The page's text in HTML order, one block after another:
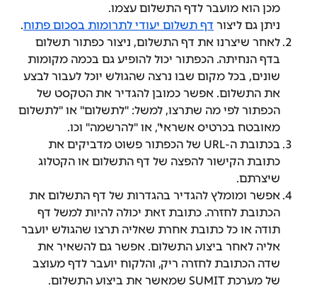
מכן הוא מועבר לדף התשלום עצמו.
ניתן גם ליצור דף תשלום יעודי לתרומות בסכום פתוח.
לאחר שיצרנו את דף התשלום, ניצור כפתור תשלום
בדף הנחיתה. הכפתור יכול להופיע גם בכמה מקומות
שונים, בכל מקום שבו נרצה שהגולש יוכל לעבור לבצע
את התשלום. אפשר כמובן להגדיר את הטקסט של
הכפתור לפי מה שתרצו, למשל: "לתשלום" או "לתשלום
מאובטח בכרטיס אשראי", או "להרשמה" וכו.
בכתובת ה-URL של הכפתור פשוט מדביקים את
כתובת הקישור להפצה של דף התשלום או הקטלוג
שיצרתם.
אפשר ומומלץ להגדיר בהגדרות של דף התשלום את
הכתובת לחזרה. כתובת זאת יכולה להיות למשל דף
תודה או כל כתובת אחרת שאליה תרצו שהגולש יועבר
אליה לאחר ביצוע התשלום. אפשר גם להשאיר את
שדה הכתובת לחזרה ריק, והלקוח יועבר לדף מעוצב
של מערכת SUMIT שמאשר את ביצוע התשלום.